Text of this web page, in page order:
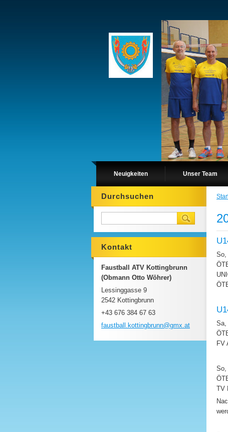
Neuigkeiten Unser Team
So,
Sa,
FV
So,
TV
Durchsuchen
Kontakt
Faustball ATV Kottingbrunn
(Obmann Otto Wöhrer)
Lessinggasse 9
2542 Kottingbrunn
+43 676 384 67 63
faustbal l.kottingbrunn@gmx.at